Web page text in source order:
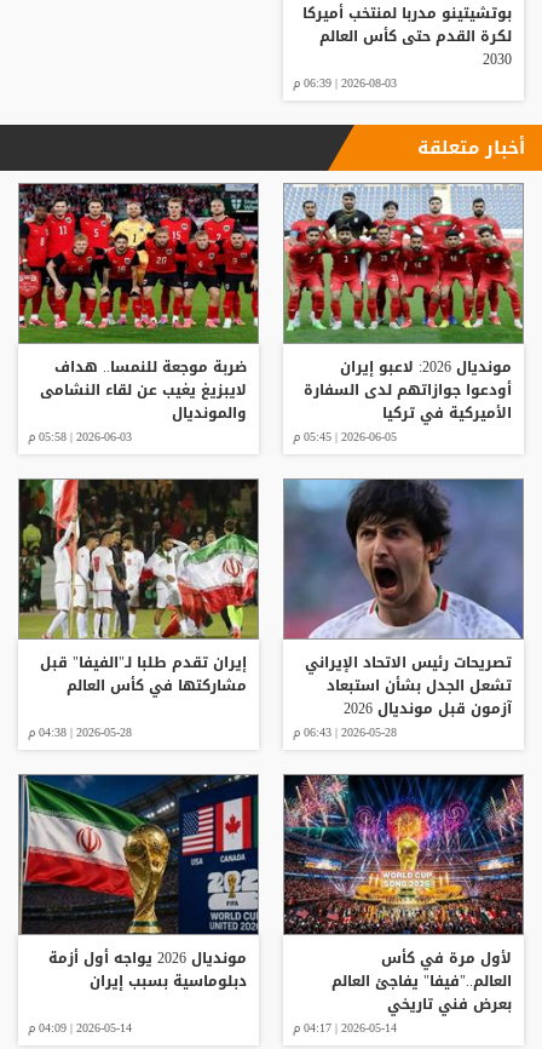
بوتشيتينو مدربا لمنتخب أميركا
لكرة القدم حتى كأس العالم
2030
2026-08-03 | 06:39 م
أخبار متعلقة
مونديال 2026: لاعبو إيران
أودعوا جوازاتهم لدى السفارة
الأميركية في تركيا
2026-06-05 | 05:45 م
ضربة موجعة للنمسا.. هداف
لايبزيغ يغيب عن لقاء النشامى
والمونديال
2026-06-03 | 05:58 م
تصريحات رئيس الاتحاد الإيراني
تشعل الجدل بشأن استبعاد
آزمون قبل مونديال 2026
2026-05-28 | 06:43 م
إيران تقدم طلبا لـ"الفيفا" قبل
مشاركتها في كأس العالم
2026-05-28 | 04:38 م
لأول مرة في كأس
العالم.."فيفا" يفاجئ العالم
بعرض فني تاريخي
2026-05-14 | 04:17 م
مونديال 2026 يواجه أول أزمة
دبلوماسية بسبب إيران
2026-05-14 | 04:09 م